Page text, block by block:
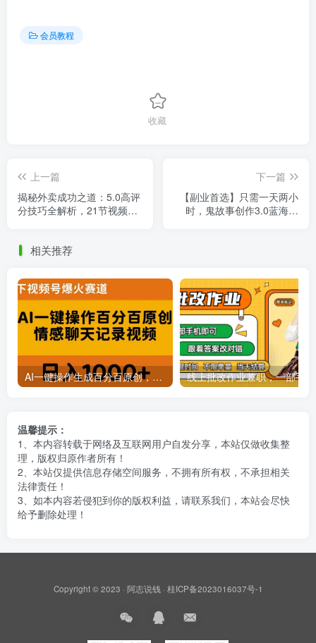
会员教程
收藏
上一篇
揭秘外卖成功之道：5.0高评
分技巧全解析，21节视频课
下一篇
【副业首选】只需一天两小
时，鬼故事创作3.0蓝海项
相关推荐
AI一键操作生成百分百原创，揭秘情感聊天记录视频，当下视频号爆火新赛道
温馨提示：
1、本内容转载于网络及互联网用户自发分享，本站仅做收集整
理，版权归原作者所有！
2、本站仅提供信息存储空间服务，不拥有所有权，不承担相关
法律责任！
3、如本内容若侵犯到你的版权利益，请联系我们，本站会尽快
给予删除处理！
Copyright © 2023 · 阿志说钱· 桂ICP备2023016037号-1